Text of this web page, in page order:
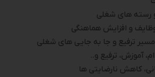
رسته های شغلی
و افزایش هماهنگی
ترفیع و جا به جایی های شغلی
آموزش، ترفیع و..
کاهش نارضایتی ها